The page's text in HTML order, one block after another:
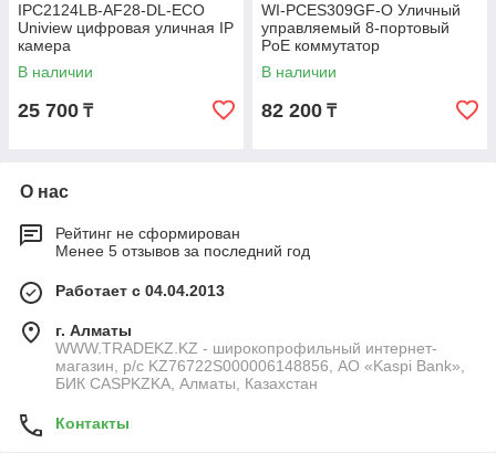
IPC2124LB-AF28-DL-ECO
Uniview цифровая уличная IP
камера
В наличии
25 700 ₸
WI-PCES309GF-O Уличный
управляемый 8-портовый
PoE коммутатор
В наличии
82 200 ₸
О нас
Рейтинг не сформирован
Менее 5 отзывов за последний год
Работает с 04.04.2013
г. Алматы
WWW.TRADEKZ.KZ - широкопрофильный интернет-
магазин, р/с KZ76722S000006148856, АО «Kaspi Bank»,
БИК CASPKZKA, Алматы, Казахстан
Контакты